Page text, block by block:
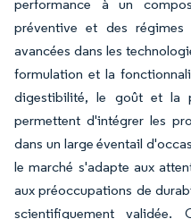
performance à un
préventive et des régimes
avancées dans les
formulation et la
digestibilité, le goût et la
permettent d'intégrer les
dans un large éventail
le marché s'adapte aux
aux préoccupations de
scientifiquement validée.